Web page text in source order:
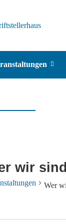
wir sind
Wer